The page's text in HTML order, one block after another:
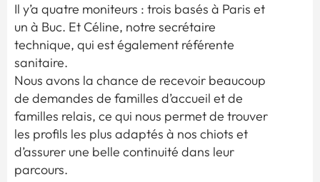
Il y’a quatre moniteurs : trois basés à Paris et
un à Buc. Et Céline, notre secrétaire
technique, qui est également référente
sanitaire.
Nous avons la chance de recevoir beaucoup
de demandes de familles d’accueil et de
familles relais, ce qui nous permet de trouver
les profils les plus adaptés à nos chiots et
d’assurer une belle continuité dans leur
parcours.